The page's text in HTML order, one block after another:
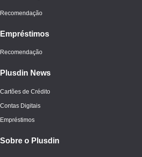
Recomendação
Empréstimos
Recomendação
Plusdin News
Cartões de Crédito
Contas Digitais
Empréstimos
Sobre o Plusdin